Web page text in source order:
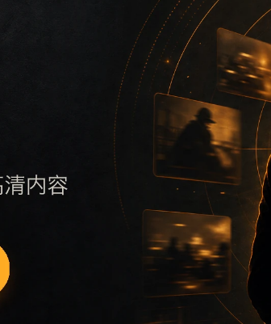
5围绕黑料不打烊手机版入口与翻车事件展
主题，再通过栏目入口查看同类内容，最后
免多个站点同步发布完全相同的标题。图片
采集时将继续执行远程图片本地化、坏图默
式持续扩展，每篇保留相关问题、站内推荐
度、稳定内链结构，并为后续专题聚合提供
修正。